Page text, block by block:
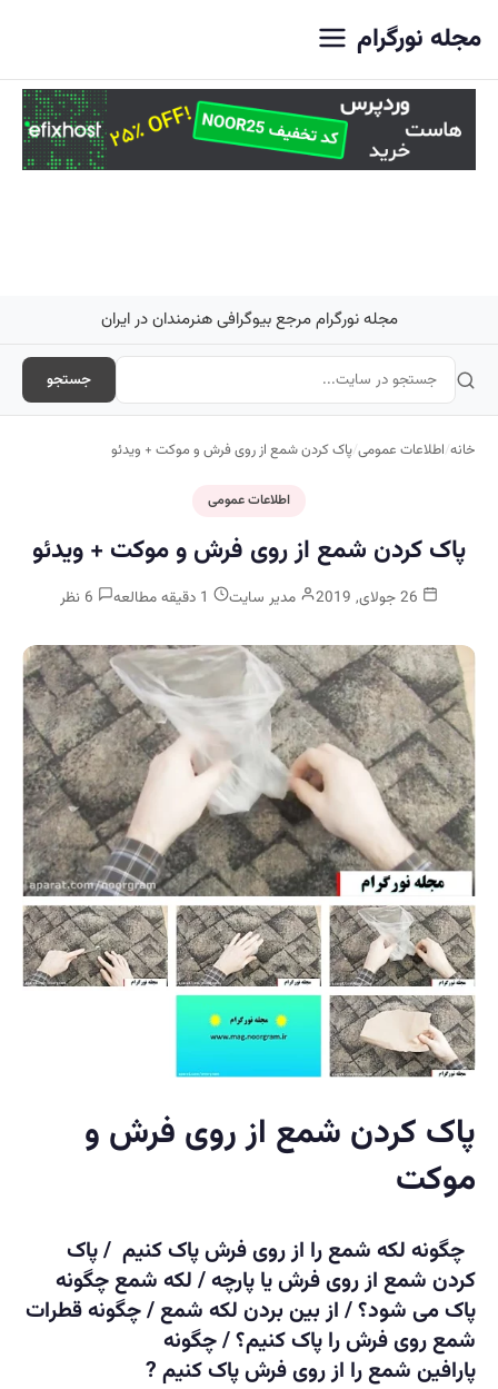
مجله نورگرام
مجله نورگرام مرجع بیوگرافی هنرمندان در ایران
جستجو
خانه/اطلاعات عمومی/پاک کردن شمع از روی فرش و موکت + ویدئو
اطلاعات عمومی
پاک کردن شمع از روی فرش و موکت + ویدئو
مدیر سایت
پاک کردن شمع از روی فرش و
موکت
چگونه لکه شمع را از روی فرش پاک کنیم /پاک
کردن شمع از روی فرش یا پارچه / لکه شمع چگونه
پاک می شود؟ / از بین بردن لکه شمع /چگونه قطرات
شمع روی فرش را پاک کنیم؟ / چگونه
پارافین شمع را از روی فرش پاک کنیم ?